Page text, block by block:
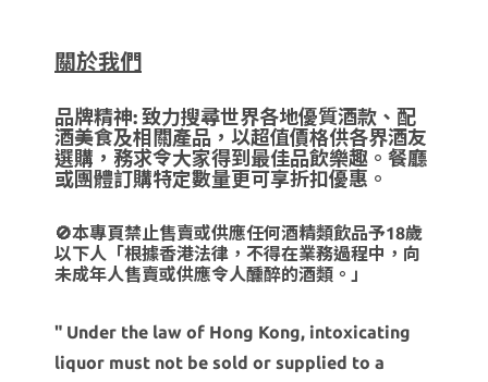
關於我們
品牌精神: 致力搜尋世界各地優質酒款、配
酒美食及相關產品，以超值價格供各界酒友
選購，務求令大家得到最佳品飲樂趣。餐廳
或團體訂購特定數量更可享折扣優惠。
🚫本專頁禁止售賣或供應任何酒精類飲品予18歲
以下人「根據香港法律，不得在業務過程中，向
未成年人售賣或供應令人醺醉的酒類。」
" Under the law of Hong Kong, intoxicating
liquor must not be sold or supplied to a